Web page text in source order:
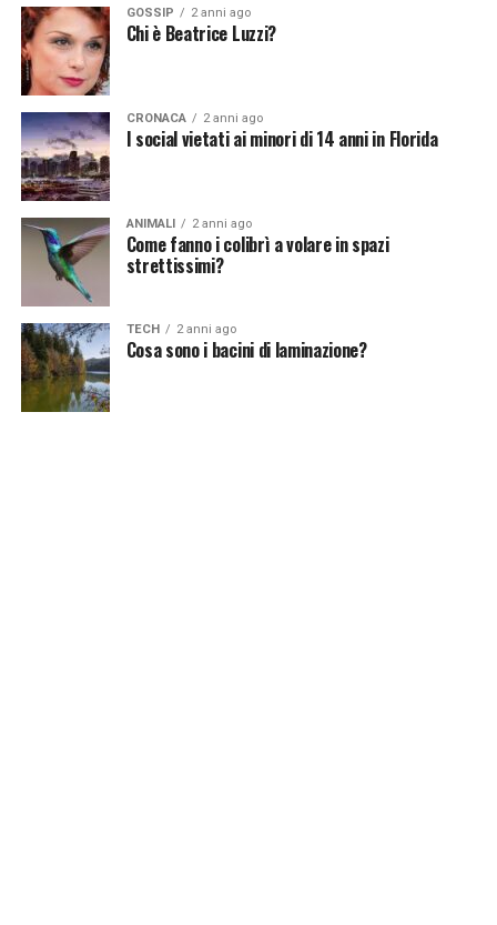
loro maestosità e la loro pericolosità.
[fonte immagine: https://pixabay.com/it/photos/gru-
incoronata-grigia-uccelli-gru-540657/]
Continua a leggere su atuttonotizie.it
Vuoi essere sempre aggiornato e ricevere le principali
notizie del giorno? Iscriviti alla nostra Newsletter
GOSSIP 2 anni ago
Chi è Beatrice Luzzi?
CRONACA 2 anni ago
I social vietati ai minori di 14 anni in Florida
ANIMALI 2 anni ago
Come fanno i colibrì a volare in spazi
strettissimi?
TECH 2 anni ago
Cosa sono i bacini di laminazione?